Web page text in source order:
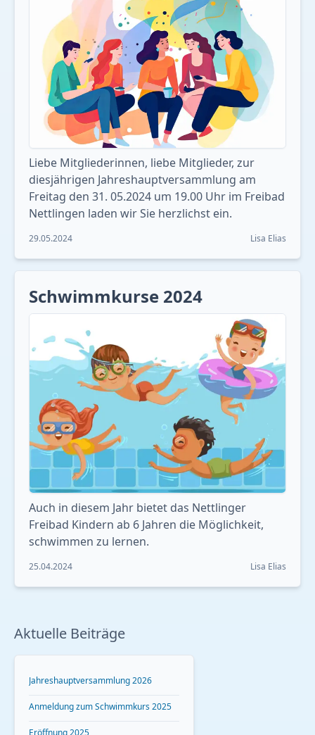
Liebe Mitgliederinnen, liebe Mitglieder, zur
diesjährigen Jahreshauptversammlung am
Freitag den 31. 05.2024 um 19.00 Uhr im Freibad
Nettlingen laden wir Sie herzlichst ein.
29.05.2024 Lisa Elias
Schwimmkurse 2024
Auch in diesem Jahr bietet das Nettlinger
Freibad Kindern ab 6 Jahren die Möglichkeit,
schwimmen zu lernen.
25.04.2024 Lisa Elias
Aktuelle Beiträge
Jahreshauptversammlung 2026
Anmeldung zum Schwimmkurs 2025
Eröffnung 2025